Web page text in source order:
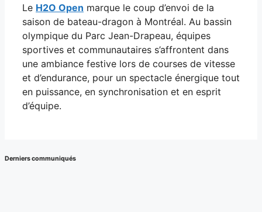
Le H2O Open marque le coup d’envoi de la
saison de bateau-dragon à Montréal. Au bassin
olympique du Parc Jean-Drapeau, équipes
sportives et communautaires s’affrontent dans
une ambiance festive lors de courses de vitesse
et d’endurance, pour un spectacle énergique tout
en puissance, en synchronisation et en esprit
d’équipe.
Derniers communiqués